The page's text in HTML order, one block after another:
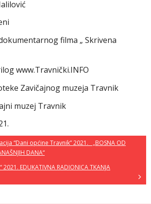
filma „ Skrivena
www.Travnički.INFO
Zavičajnog muzeja Travnik
muzej Travnik
“Dani općine Travnik” 2021. „BOSNA OD
DANA“
EDUKATIVNA RADIONICA TKANJA